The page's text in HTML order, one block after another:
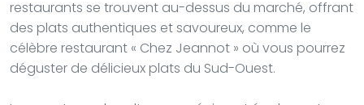
restaurants se trouvent au-dessus du marché, offrant
des plats authentiques et savoureux, comme le
célèbre restaurant « Chez Jeannot » où vous pourrez
déguster de délicieux plats du Sud-Ouest.